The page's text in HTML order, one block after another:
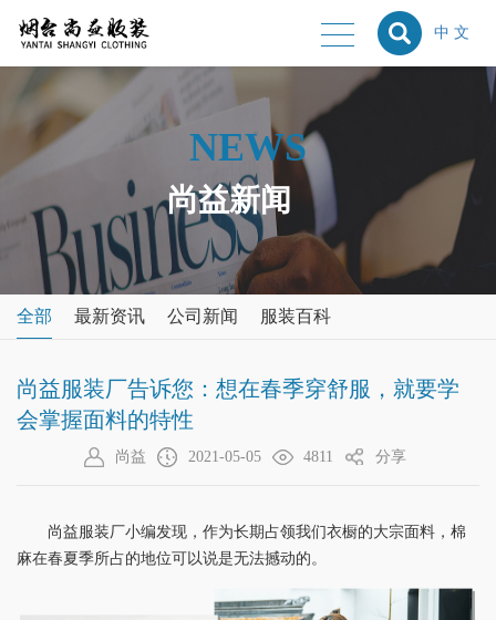
中 文
NEWS
尚益新闻
全部 最新资讯 公司新闻 服装百科
尚益服装厂告诉您：想在春季穿舒服，就要学
会掌握面料的特性
尚益 2021-05-05 4811 分享
尚益服装厂小编发现，作为长期占领我们衣橱的大宗面料，棉
麻在春夏季所占的地位可以说是无法撼动的。